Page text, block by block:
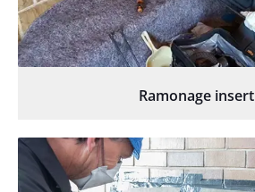
Ramonage insert